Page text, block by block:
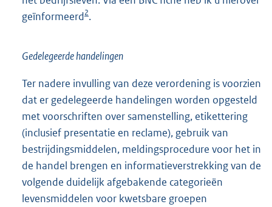
geïnformeerd2.
Gedelegeerde handelingen
Ter nadere invulling van deze verordening is voorzien
dat er gedelegeerde handelingen worden opgesteld
met voorschriften over samenstelling, etikettering
(inclusief presentatie en reclame), gebruik van
bestrijdingsmiddelen, meldingsprocedure voor het in
de handel brengen en informatieverstrekking van de
volgende duidelijk afgebakende categorieën
levensmiddelen voor kwetsbare groepen